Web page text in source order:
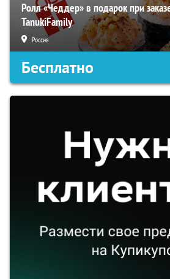
Ролл «Чеддер» в подарок при
TanukiFamily
Россия
Бесплатно